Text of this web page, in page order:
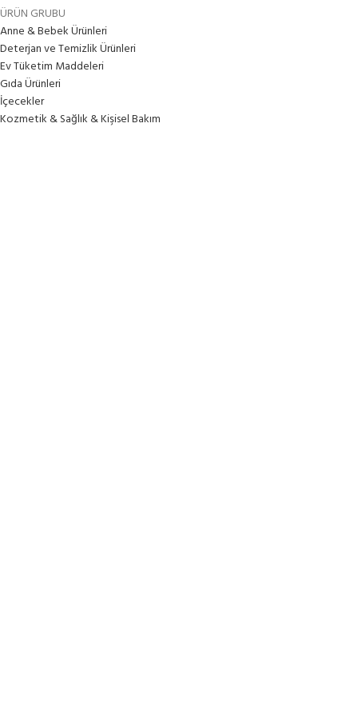
ÜRÜN GRUBU
Anne & Bebek Ürünleri
Deterjan ve Temizlik Ürünleri
Ev Tüketim Maddeleri
Gıda Ürünleri
İçecekler
Kozmetik & Sağlık & Kişisel Bakım